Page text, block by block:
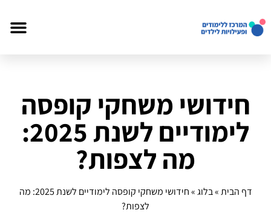
חידושי משחקי קופסה
לימודיים לשנת 2025:
מה לצפות?
דף הבית»בלוג»
חידושי משחקי קופסה לימודיים לשנת 2025: מה
לצפות?